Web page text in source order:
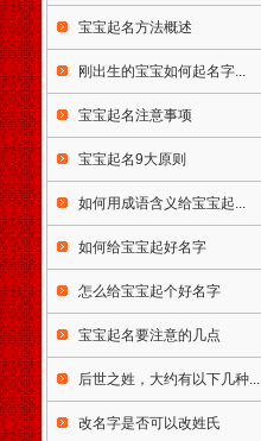
区油尖旺区深水埗区黄大仙区
澳门特别行政区台湾省台北市
高雄市基隆市台中市台南市新
竹市嘉义市板桥市宜兰市竹北
市桃园市苗栗市丰原市彰化市
南投市太保市斗六市新营市凤
山市屏东市台东市花莲市马公
生辰八字算命姓名测试打分免
费婴儿起名测名易经周易改名
策划易学培训书籍光盘万年历
老黄历四柱八字看手相面相八
卦六爻紫微斗数公司家庭风水
调理星相命理运程占卜起名改
名周易易经姓名学星座奇门遁
甲太乙测字解梦宝宝取名起名
免费起名免费在线改名算命解
宝宝起名方法概述
刚出生的宝宝如何起名字...
宝宝起名注意事项
宝宝起名9大原则
如何用成语含义给宝宝起...
如何给宝宝起好名字
怎么给宝宝起个好名字
宝宝起名要注意的几点
后世之姓，大约有以下几种...
改名字是否可以改姓氏